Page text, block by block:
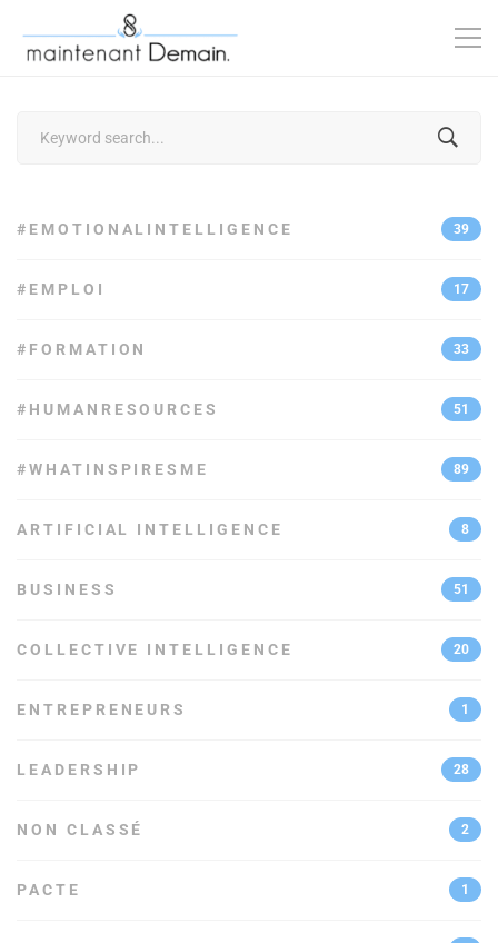
#EMOTIONALINTELLIGENCE 39
#EMPLOI 17
#FORMATION 33
#HUMANRESOURCES 51
#WHATINSPIRESME 89
ARTIFICIAL INTELLIGENCE 8
BUSINESS 51
COLLECTIVE INTELLIGENCE 20
ENTREPRENEURS 1
LEADERSHIP 28
NON CLASSÉ 2
PACTE 1